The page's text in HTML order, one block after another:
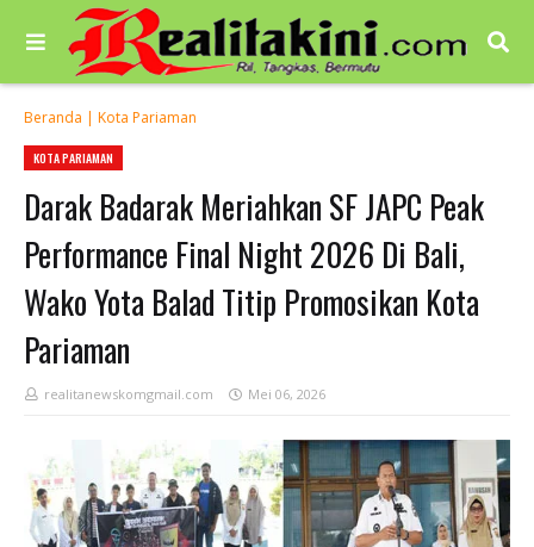
Beranda | Kota Pariaman
KOTA PARIAMAN
Darak Badarak Meriahkan SF JAPC Peak
Performance Final Night 2026 Di Bali,
Wako Yota Balad Titip Promosikan Kota
Pariaman
realitanewskomgmail.com Mei 06, 2026